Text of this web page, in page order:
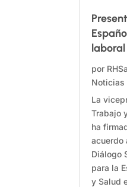
por
Noticias
La
Trabajo
ha
acuerdo
Diálogo
para la
y Salud